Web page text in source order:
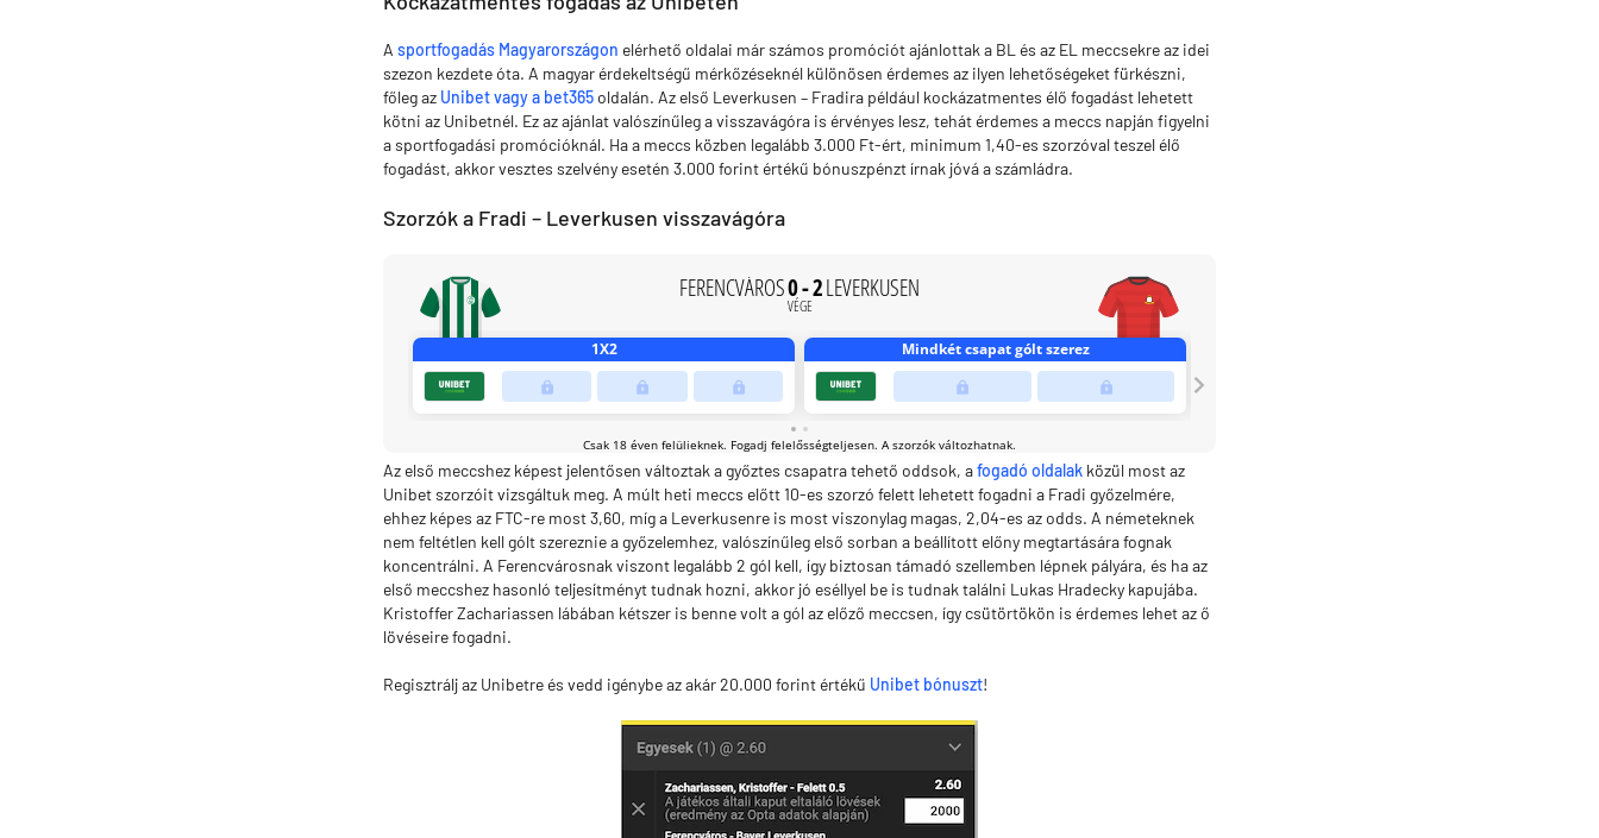
A sportfogadás Magyarországon elérhető oldalai már számos promóciót ajánlottak a BL és az EL meccsekre az idei
szezon kezdete óta. A magyar érdekeltségű mérkőzéseknél különösen érdemes az ilyen lehetőségeket fürkészni,
főleg az Unibet vagy a bet365oldalán. Az első Leverkusen – Fradira például kockázatmentes élő fogadást lehetett
kötni az Unibetnél. Ez az ajánlat valószínűleg a visszavágóra is érvényes lesz, tehát érdemes a meccs napján figyelni
a sportfogadási promócióknál. Ha a meccs közben legalább 3.000 Ft-ért, minimum 1,40-es szorzóval teszel élő
fogadást, akkor vesztes szelvény esetén 3.000 forint értékű bónuszpénzt írnak jóvá a számládra.
Szorzók a Fradi – Leverkusen visszavágóra
Az első meccshez képest jelentősen változtak a győztes csapatra tehető oddsok, afogadó oldalak közül most az
Unibet szorzóit vizsgáltuk meg. A múlt heti meccs előtt 10-es szorzó felett lehetett fogadni a Fradi győzelmére,
ehhez képes az FTC-re most 3,60, míg a Leverkusenre is most viszonylag magas, 2,04-es az odds. A németeknek
nem feltétlen kell gólt szereznie a győzelemhez, valószínűleg első sorban a beállított előny megtartására fognak
koncentrálni. A Ferencvárosnak viszont legalább 2 gól kell, így biztosan támadó szellemben lépnek pályára, és ha az
első meccshez hasonló teljesítményt tudnak hozni, akkor jó eséllyel be is tudnak találni Lukas Hradecky kapujába.
Kristoffer Zachariassen lábában kétszer is benne volt a gól az előző meccsen, így csütörtökön is érdemes lehet az ő
lövéseire fogadni.
Regisztrálj az Unibetre és vedd igénybe az akár 20.000 forint értékű Unibet bónuszt!